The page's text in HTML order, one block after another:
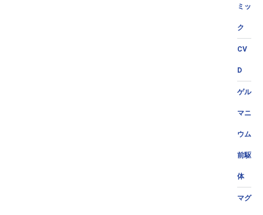
ミッ
ク
CV
D
ゲル
マニ
ウム
前駆
体
マグ